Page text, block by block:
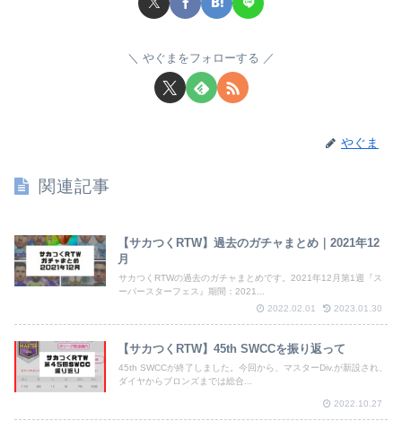
やぐまをフォローする
やぐま
関連記事
【サカつくRTW】過去のガチャまとめ｜2021年12
月
サカつくRTWの過去のガチャまとめです。2021年12月第1週『ス
ーパースターフェス』期間：2021...
2022.02.01
2023.01.30
【サカつくRTW】45th SWCCを振り返って
45th SWCCが終了しました。今回から、マスターDiv.が新設され、
ダイヤからブロンズまでは総合...
2022.10.27